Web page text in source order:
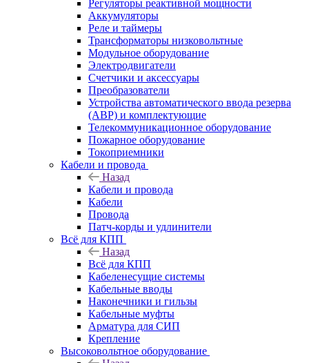
Регуляторы реактивной мощности
Аккумуляторы
Реле и таймеры
Трансформаторы низковольтные
Модульное оборудование
Электродвигатели
Счетчики и аксессуары
Преобразователи
Устройства автоматического ввода резерва
(АВР) и комплектующие
Телекоммуникационное оборудование
Пожарное оборудование
Токоприемники
Кабели и провода
Назад
Кабели и провода
Кабели
Провода
Патч-корды и удлинители
Всё для КПП
Назад
Всё для КПП
Кабеленесущие системы
Кабельные вводы
Наконечники и гильзы
Кабельные муфты
Арматура для СИП
Крепление
Высоковольтное оборудование